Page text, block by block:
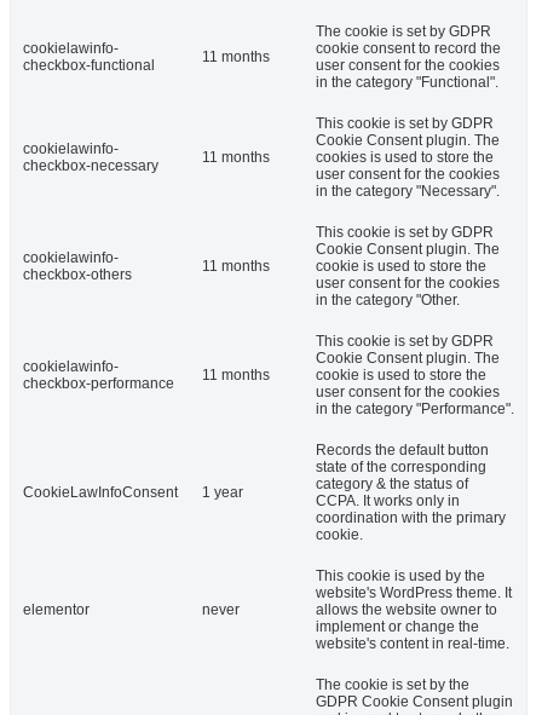
cookielawinfo-
checkbox-functional
11 months
The cookie is set by GDPR
cookie consent to record the
user consent for the cookies
in the category "Functional".
cookielawinfo-
checkbox-necessary
11 months
This cookie is set by GDPR
Cookie Consent plugin. The
cookies is used to store the
user consent for the cookies
in the category "Necessary".
cookielawinfo-
checkbox-others
11 months
This cookie is set by GDPR
Cookie Consent plugin. The
cookie is used to store the
user consent for the cookies
in the category "Other.
cookielawinfo-
checkbox-performance
11 months
This cookie is set by GDPR
Cookie Consent plugin. The
cookie is used to store the
user consent for the cookies
in the category "Performance".
CookieLawInfoConsent 1 year
Records the default button
state of the corresponding
category & the status of
CCPA. It works only in
coordination with the primary
cookie.
elementor never
This cookie is used by the
website's WordPress theme. It
allows the website owner to
implement or change the
website's content in real-time.
The cookie is set by the
GDPR Cookie Consent plugin